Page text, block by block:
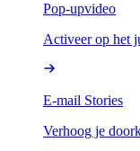
Pop-upvideo
Activeer op het
E-mail Stories
Verhoog je